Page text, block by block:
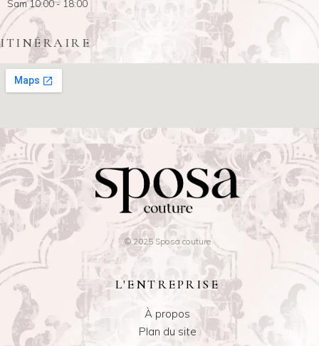
Sam 10:00 - 18:00
ITINÉRAIRE
© 2025 Sposa couture
L'ENTREPRISE
À propos
Plan du site